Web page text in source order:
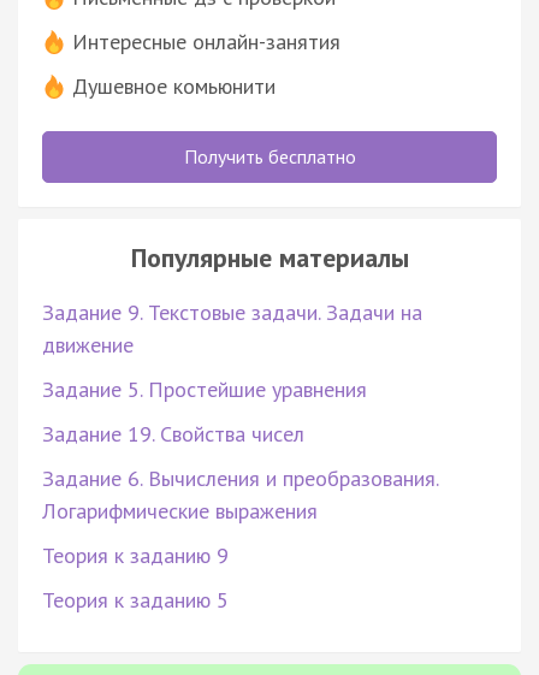
Интересные онлайн-занятия
Душевное комьюнити
Получить бесплатно
Популярные материалы
Задание 9. Текстовые задачи. Задачи на
движение
Задание 5. Простейшие уравнения
Задание 19. Свойства чисел
Задание 6. Вычисления и преобразования.
Логарифмические выражения
Теория к заданию 9
Теория к заданию 5